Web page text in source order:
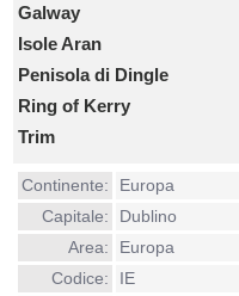
Galway
Isole Aran
Penisola di Dingle
Ring of Kerry
Trim
Continente:
Europa
Capitale:
Dublino
Area:
Europa
Codice:
IE